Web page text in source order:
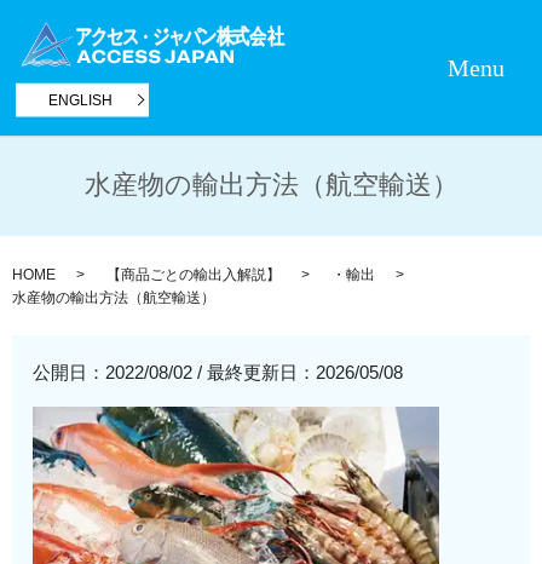
ENGLISH
Menu
水産物の輸出方法（航空輸送）
HOME 【商品ごとの輸出入解説】
・輸出
水産物の輸出方法（航空輸送）
公開日：2022/08/02 /最終更新日：2026/05/08